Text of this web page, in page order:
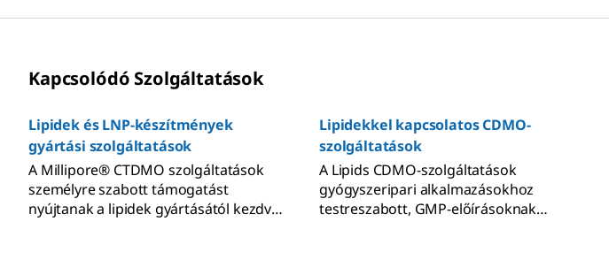
Kapcsolódó Szolgáltatások
Lipidek és LNP-készítmények
gyártási szolgáltatások
A Millipore® CTDMO szolgáltatások
személyre szabott támogatást
nyújtanak a lipidek gyártásától kezdve
Lipidekkel kapcsolatos CDMO-
szolgáltatások
A Lipids CDMO-szolgáltatások
gyógyszeripari alkalmazásokhoz
testreszabott, GMP-előírásoknak